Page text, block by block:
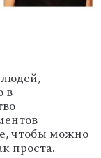
в
чтобы можно
проста.